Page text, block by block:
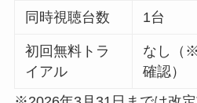
同時視聴台数 1台
初回無料トラ
イアル
なし（
確認）